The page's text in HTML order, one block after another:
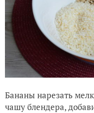
Бананы нарезать
чашу блендера,